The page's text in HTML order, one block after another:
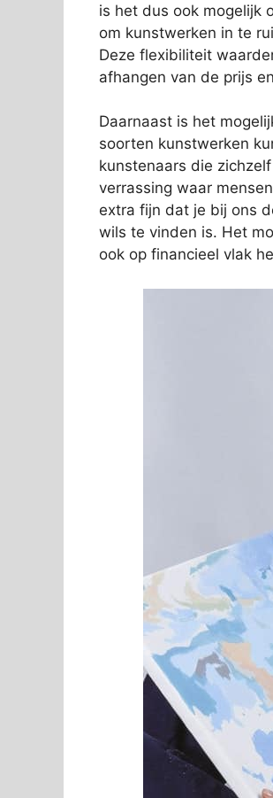
is het dus ook mogelijk
om kunstwerken in te
Deze flexibiliteit
afhangen van de prijs
Daarnaast is het
soorten kunstwerken
kunstenaars die
verrassing waar
extra fijn dat je bij ons
wils te vinden is. Het
ook op financieel vlak